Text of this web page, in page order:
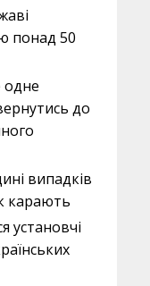
понад 50
одне
до
випадків
карають
установчі